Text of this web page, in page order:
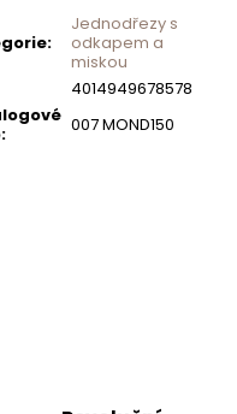
:
Jednodřezy s
odkapem a
miskou
4014949678578
: 007 MOND150
510 BAREVNÁ
554120
15 310 Kč
Původně:16